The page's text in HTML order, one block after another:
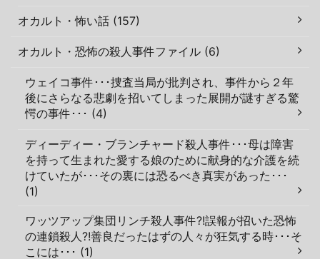
オカルト・怖い話 (157)
オカルト・恐怖の殺人事件ファイル (6)
ウェイコ事件･･･捜査当局が批判され、事件から２年
後にさらなる悲劇を招いてしまった展開が謎すぎる驚
愕の事件･･･ (4)
ディーディー・ブランチャード殺人事件･･･母は障害
を持って生まれた愛する娘のために献身的な介護を続
けていたが･･･その裏には恐るべき真実があった･･･
(1)
ワッツアップ集団リンチ殺人事件?!誤報が招いた恐怖
の連鎖殺人?!善良だったはずの人々が狂気する時･･･そ
こには･･･ (1)